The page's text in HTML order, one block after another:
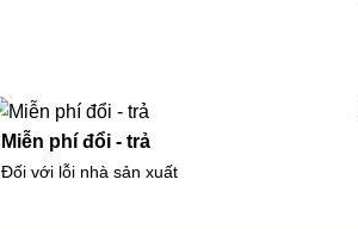
Miễn phí đổi - trả
Đối với lỗi nhà sản xuất